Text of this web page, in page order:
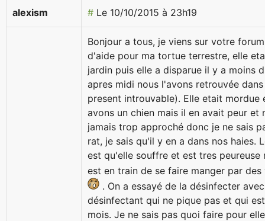
alexism # Le 10/10/2015 à 23h19
Bonjour a tous, je viens sur votre
d'aide pour ma tortue terrestre, elle
jardin puis elle a disparue il y a moins
apres midi nous l'avons retrouvée
present introuvable). Elle etait mordue
avons un chien mais il en avait peur et
jamais trop approché donc je ne sais
rat, je sais qu'il y en a dans nos haies.
est qu'elle souffre et est tres peureuse
est en train de se faire manger par
. On a essayé de la désinfecter
désinfectant qui ne pique pas et qui
mois. Je ne sais pas quoi faire pour